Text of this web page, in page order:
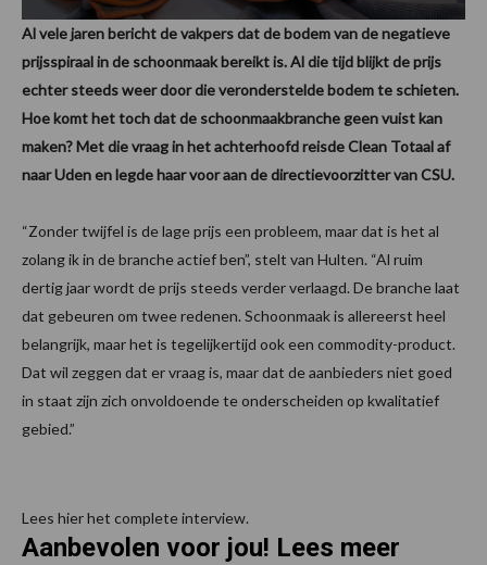
Al vele jaren bericht de vakpers dat de bodem van de negatieve
prijsspiraal in de schoonmaak bereikt is. Al die tijd blijkt de prijs
echter steeds weer door die veronderstelde bodem te schieten.
Hoe komt het toch dat de schoonmaakbranche geen vuist kan
maken? Met die vraag in het achterhoofd reisde Clean Totaal af
naar Uden en legde haar voor aan de directievoorzitter van CSU.
“Zonder twijfel is de lage prijs een probleem, maar dat is het al
zolang ik in de branche actief ben”, stelt van Hulten. “Al ruim
dertig jaar wordt de prijs steeds verder verlaagd. De branche laat
dat gebeuren om twee redenen. Schoonmaak is allereerst heel
belangrijk, maar het is tegelijkertijd ook een commodity-product.
Dat wil zeggen dat er vraag is, maar dat de aanbieders niet goed
in staat zijn zich onvoldoende te onderscheiden op kwalitatief
gebied.”
Lees hier het complete interview.
Aanbevolen voor jou! Lees meer